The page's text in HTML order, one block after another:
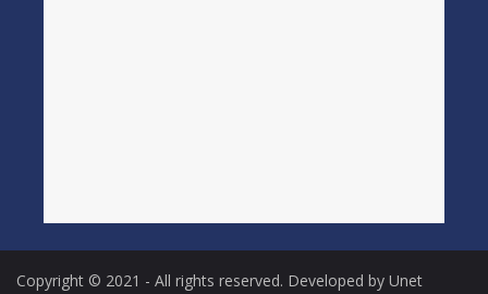
Copyright © 2021 - All rights reserved. Developed by Unet